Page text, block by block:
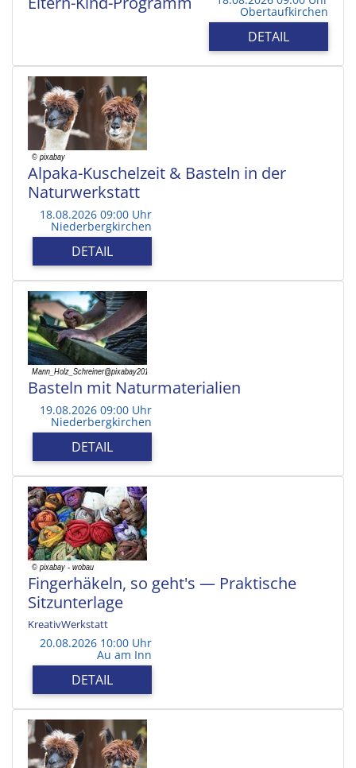
Obertaufkirchen
DETAIL
Alpaka-Kuschelzeit & Basteln in der
Naturwerkstatt
18.08.2026 09:00 Uhr
Niederbergkirchen
DETAIL
Basteln mit Naturmaterialien
19.08.2026 09:00 Uhr
Niederbergkirchen
DETAIL
Fingerhäkeln, so geht's — Praktische
Sitzunterlage
KreativWerkstatt
20.08.2026 10:00 Uhr
Au am Inn
DETAIL